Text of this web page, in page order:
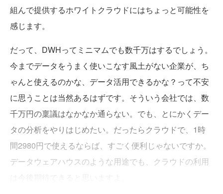
組んで提供するホワイトクラウドにはちょっと可能性を
感じます。
だって、DWHってミニマムでも数千万はするでしょう。
今までデータをうまく使いこなす風土がない企業が、ち
ゃんと使えるのかな、データ活用できるかな？って不安
に思うことは当然あるはずです。そういう会社では、数
千万円の稟議はなかなか通らない。でも、とにかくデー
タの分析をやりはじめたい。だったらクラウドで、1時
間2980円で使えるならば、すごく便利じゃないですか。
データウェアハウスのような用途でも、クラウドの利用